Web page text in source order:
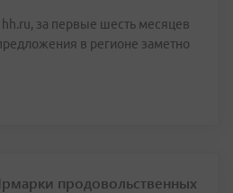
за первые шесть месяцев
в регионе заметно
продовольственных